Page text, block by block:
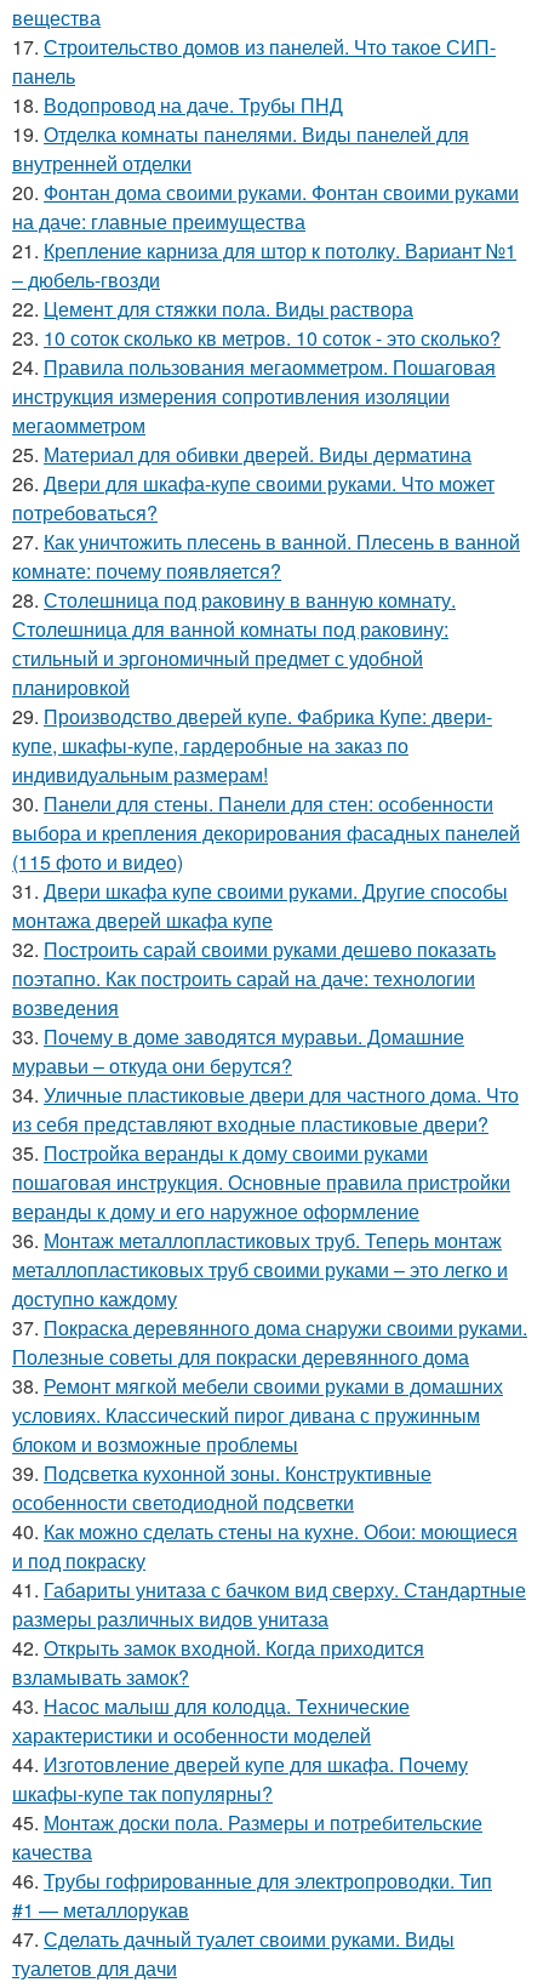
вещества
17. Строительство домов из панелей. Что такое СИП-
панель
18. Водопровод на даче. Трубы ПНД
19. Отделка комнаты панелями. Виды панелей для
внутренней отделки
20. Фонтан дома своими руками. Фонтан своими руками
на даче: главные преимущества
21. Крепление карниза для штор к потолку. Вариант №1
– дюбель-гвозди
22. Цемент для стяжки пола. Виды раствора
23. 10 соток сколько кв метров. 10 соток - это сколько?
24. Правила пользования мегаомметром. Пошаговая
инструкция измерения сопротивления изоляции
мегаомметром
25. Материал для обивки дверей. Виды дерматина
26. Двери для шкафа-купе своими руками. Что может
потребоваться?
27. Как уничтожить плесень в ванной. Плесень в ванной
комнате: почему появляется?
28. Столешница под раковину в ванную комнату.
Столешница для ванной комнаты под раковину:
стильный и эргономичный предмет с удобной
планировкой
29. Производство дверей купе. Фабрика Купе: двери-
купе, шкафы-купе, гардеробные на заказ по
индивидуальным размерам!
30. Панели для стены. Панели для стен: особенности
выбора и крепления декорирования фасадных панелей
(115 фото и видео)
31. Двери шкафа купе своими руками. Другие способы
монтажа дверей шкафа купе
32. Построить сарай своими руками дешево показать
поэтапно. Как построить сарай на даче: технологии
возведения
33. Почему в доме заводятся муравьи. Домашние
муравьи – откуда они берутся?
34. Уличные пластиковые двери для частного дома. Что
из себя представляют входные пластиковые двери?
35. Постройка веранды к дому своими руками
пошаговая инструкция. Основные правила пристройки
веранды к дому и его наружное оформление
36. Монтаж металлопластиковых труб. Теперь монтаж
металлопластиковых труб своими руками – это легко и
доступно каждому
37. Покраска деревянного дома снаружи своими руками.
Полезные советы для покраски деревянного дома
38. Ремонт мягкой мебели своими руками в домашних
условиях. Классический пирог дивана с пружинным
блоком и возможные проблемы
39. Подсветка кухонной зоны. Конструктивные
особенности светодиодной подсветки
40. Как можно сделать стены на кухне. Обои: моющиеся
и под покраску
41. Габариты унитаза с бачком вид сверху. Стандартные
размеры различных видов унитаза
42. Открыть замок входной. Когда приходится
взламывать замок?
43. Насос малыш для колодца. Технические
характеристики и особенности моделей
44. Изготовление дверей купе для шкафа. Почему
шкафы-купе так популярны?
45. Монтаж доски пола. Размеры и потребительские
качества
46. Трубы гофрированные для электропроводки. Тип
#1 — металлорукав
47. Сделать дачный туалет своими руками. Виды
туалетов для дачи